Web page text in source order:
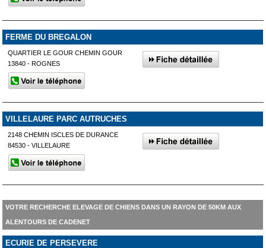
FERME DU BREGALON
QUARTIER LE GOUR CHEMIN GOUR
13840 - ROGNES
VILLELAURE PARC AUTRUCHES
2148 CHEMIN ISCLES DE DURANCE
84530 - VILLELAURE
VOTRE RECHERCHE ELEVAGE DE CHIENS DANS UN RAYON DE 50KM AUX
ALENTOURS DE CADENET
ECURIE DE PERSEVERE